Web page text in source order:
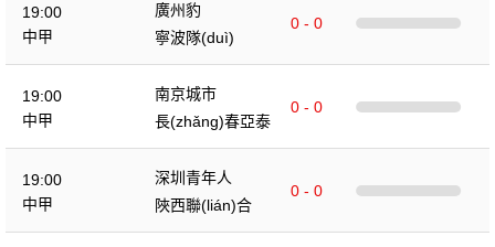
19:00
中甲
廣州豹
0 - 0
寧波隊(duì)
19:00
中甲
南京城市
0 - 0
長(zhǎng)春亞泰
19:00
中甲
深圳青年人
0 - 0
陜西聯(lián)合